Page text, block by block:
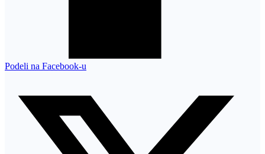
Podeli na Facebook-u